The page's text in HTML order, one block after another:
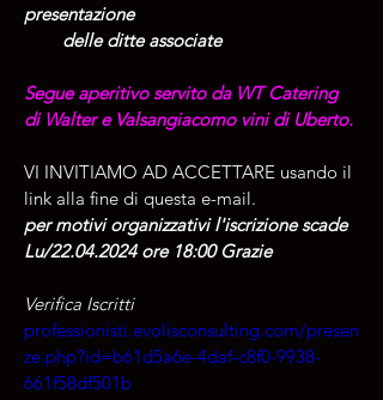
presentazione
        delle ditte associate
Segue aperitivo servito da WT Catering
di Walter e Valsangiacomo vini di Uberto.
VI INVITIAMO AD ACCETTARE usando il
link alla fine di questa e-mail.
per motivi organizzativi l'iscrizione scade
Lu/22.04.2024 ore 18:00 Grazie
Verifica Iscritti
professionisti.evolisconsulting.com/presen
ze.php?id=b61d5a6e-4daf-c8f0-9938-
661f58df501b